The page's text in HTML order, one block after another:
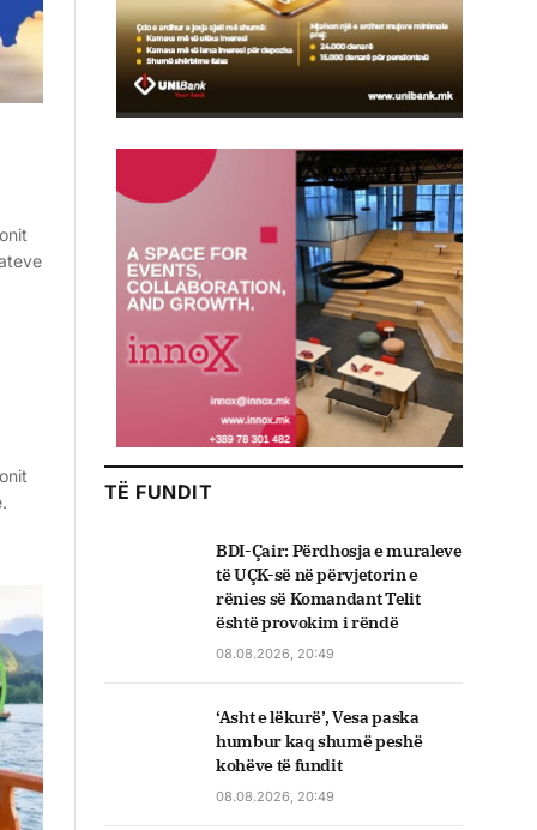
TË FUNDIT
BDI-Çair: Përdhosja e muraleve
të UÇK-së në përvjetorin e
rënies së Komandant Telit
është provokim i rëndë
08.08.2026, 20:49
‘Asht e lëkurë’, Vesa paska
humbur kaq shumë peshë
kohëve të fundit
08.08.2026, 20:49